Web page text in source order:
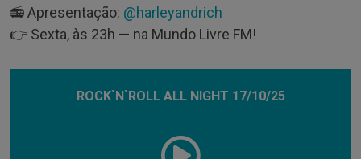
📻 Apresentação: @harleyandrich
👉 Sexta, às 23h — na Mundo Livre FM!
ROCK`N`ROLL ALL NIGHT 17/10/25